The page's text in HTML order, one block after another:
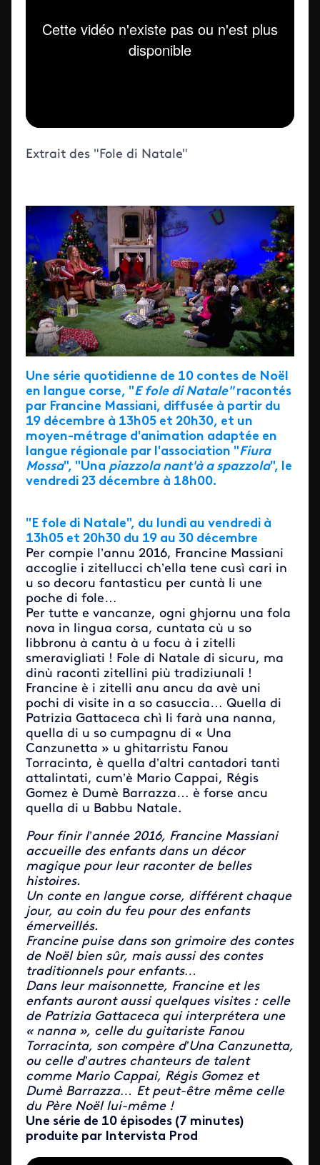
Extrait des "Fole di Natale"
Une série quotidienne de 10 contes de Noël
en langue corse, "E fole di Natale"racontés
par Francine Massiani, diffusée à partir du
19 décembre à 13h05 et 20h30, et un
moyen-métrage d'animation adaptée en
langue régionale par l'association "Fiura
Mossa", "Una piazzola nant'à a spazzola", le
vendredi 23 décembre à 18h00.
"E fole di Natale", du lundi au vendredi à
13h05 et 20h30 du 19 au 30 décembre
Per compie l’annu 2016, Francine Massiani
accoglie i zitellucci ch’ella tene cusì cari in
u so decoru fantasticu per cuntà li une
poche di fole…
Per tutte e vancanze, ogni ghjornu una fola
nova in lingua corsa, cuntata cù u so
libbronu à cantu à u focu à i zitelli
smeravigliati ! Fole di Natale di sicuru, ma
dinù raconti zitellini più tradiziunali !
Francine è i zitelli anu ancu da avè uni
pochi di visite in a so casuccia… Quella di
Patrizia Gattaceca chì li farà una nanna,
quella di u so cumpagnu di « Una
Canzunetta » u ghitarristu Fanou
Torracinta, è quella d’altri cantadori tanti
attalintati, cum’è Mario Cappai, Régis
Gomez è Dumè Barrazza… è forse ancu
quella di u Babbu Natale.
Pour finir l’année 2016, Francine Massiani
accueille des enfants dans un décor
magique pour leur raconter de belles
histoires.
Un conte en langue corse, différent chaque
jour, au coin du feu pour des enfants
émerveillés.
Francine puise dans son grimoire des contes
de Noël bien sûr, mais aussi des contes
traditionnels pour enfants…
Dans leur maisonnette, Francine et les
enfants auront aussi quelques visites : celle
de Patrizia Gattaceca qui interprétera une
« nanna », celle du guitariste Fanou
Torracinta, son compère d’Una Canzunetta,
ou celle d’autres chanteurs de talent
comme Mario Cappai, Régis Gomez et
Dumè Barrazza… Et peut-être même celle
du Père Noël lui-même !
Une série de 10 épisodes (7 minutes)
produite par Intervista Prod